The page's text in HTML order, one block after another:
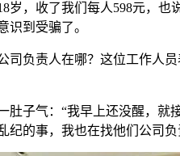
岁，收了我们每人598元，
识到受骗了。
司负责人在哪？这位工作人
子气：“我早上还没醒，
纪的事，我也在找他们公司负